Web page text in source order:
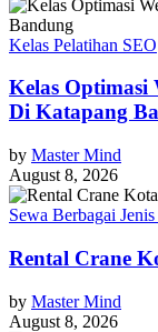
Kelas Pelatihan SEO
Kelas Optimasi
Di Katapang
by Master Mind
August 8, 2026
Sewa Berbagai
Rental Crane
by Master Mind
August 8, 2026